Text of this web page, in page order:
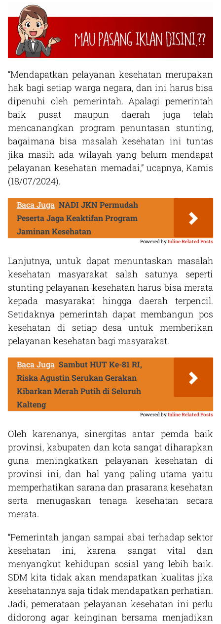
“Mendapatkan pelayanan kesehatan merupakan
hak bagi setiap warga negara, dan ini harus bisa
dipenuhi oleh pemerintah. Apalagi pemerintah
baik pusat maupun daerah juga telah
mencanangkan program penuntasan stunting,
bagaimana bisa masalah kesehatan ini tuntas
jika masih ada wilayah yang belum mendapat
pelayanan kesehatan memadai,” ucapnya, Kamis
(18/07/2024).
Baca Juga NADI JKN Permudah
Peserta Jaga Keaktifan Program
Jaminan Kesehatan
Powered byInline Related Posts
Lanjutnya, untuk dapat menuntaskan masalah
kesehatan masyarakat salah satunya seperti
stunting pelayanan kesehatan harus bisa merata
kepada masyarakat hingga daerah terpencil.
Setidaknya pemerintah dapat membangun pos
kesehatan di setiap desa untuk memberikan
pelayanan kesehatan bagi masyarakat.
Baca Juga Sambut HUT Ke-81 RI,
Riska Agustin Serukan Gerakan
Kibarkan Merah Putih di Seluruh
Kalteng
Powered byInline Related Posts
Oleh karenanya, sinergitas antar pemda baik
provinsi, kabupaten dan kota sangat diharapkan
guna meningkatkan pelayanan kesehatan di
provinsi ini, dan hal yang paling utama yaitu
memperhatikan sarana dan prasarana kesehatan
serta menugaskan tenaga kesehatan secara
merata.
“Pemerintah jangan sampai abai terhadap sektor
kesehatan ini, karena sangat vital dan
menyangkut kehidupan sosial yang lebih baik.
SDM kita tidak akan mendapatkan kualitas jika
kesehatannya saja tidak mendapatkan perhatian.
Jadi, pemerataan pelayanan kesehatan ini perlu
didorong agar keinginan bersama menjadikan